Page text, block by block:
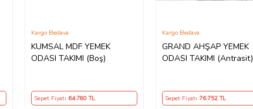
KUMSAL MDF YEMEK
ODASI TAKIMI (Boş)
Kargo Bedava
Sepet Fiyatı 64.780TL
GRAND AHŞAP YEMEK
ODASI TAKIMI (Antrasit)
Kargo Bedava
Sepet Fiyatı76.752TL